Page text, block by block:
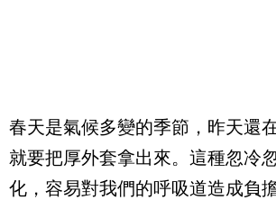
春天是氣候多變的季節，昨天還
就要把厚外套拿出來。這種忽冷
化，容易對我們的呼吸道造成負